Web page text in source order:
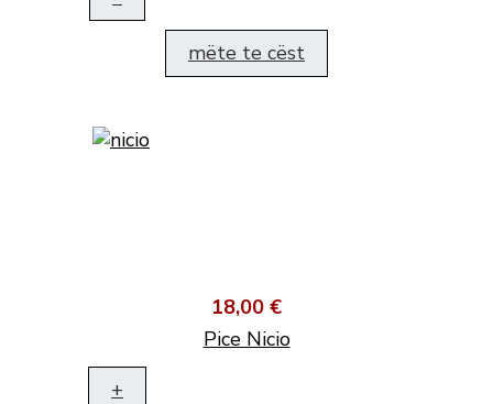
mëte te cëst
18,00 €
Pice Nicio
+